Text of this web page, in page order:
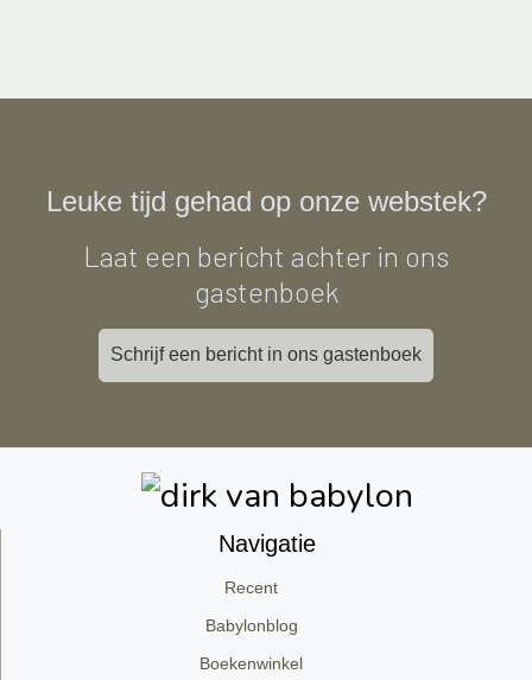
Leuke tijd gehad op onze webstek?
Laat een bericht achter in ons
gastenboek
Schrijf een bericht in ons gastenboek
Navigatie
Recent
Babylonblog
Boekenwinkel